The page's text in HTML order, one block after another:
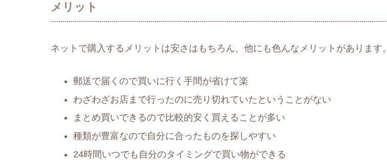
メリット
ネットで購入するメリットは安さはもちろん、他にも色んなメリットがあります。
郵送で届くので買いに行く手間が省けて楽
わざわざお店まで行ったのに売り切れていたということがない
まとめ買いできるので比較的安く買えることが多い
種類が豊富なので自分に合ったものを探しやすい
24時間いつでも自分のタイミングで買い物ができる